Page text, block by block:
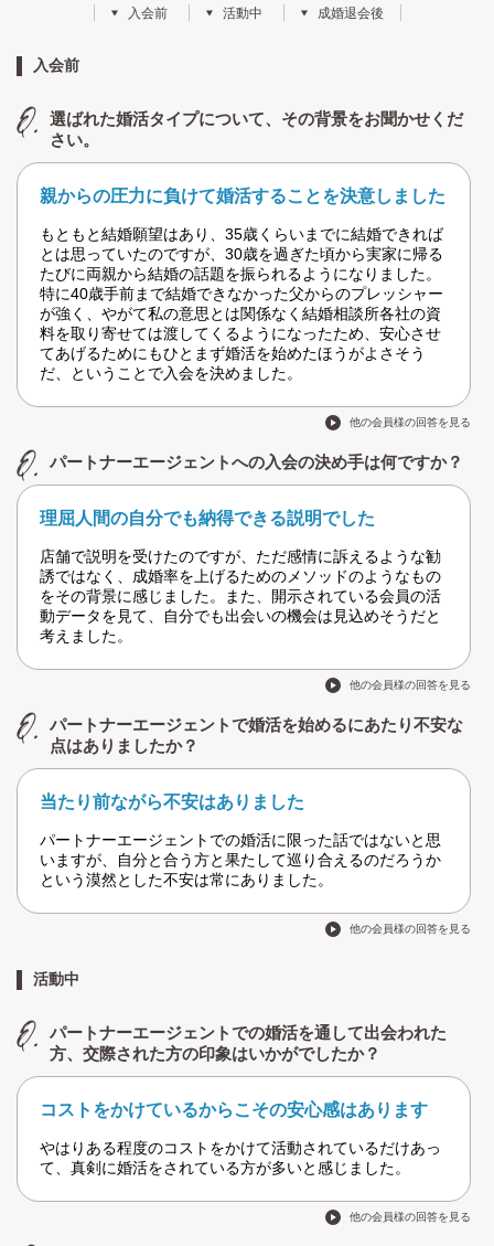
入会前 活動中 成婚退会後
入会前
選ばれた婚活タイプについて、その背景をお聞かせくだ
さい。
親からの圧力に負けて婚活することを決意しました
もともと結婚願望はあり、35歳くらいまでに結婚できれば
とは思っていたのですが、30歳を過ぎた頃から実家に帰る
たびに両親から結婚の話題を振られるようになりました。
特に40歳手前まで結婚できなかった父からのプレッシャー
が強く、やがて私の意思とは関係なく結婚相談所各社の資
料を取り寄せては渡してくるようになったため、安心させ
てあげるためにもひとまず婚活を始めたほうがよさそう
だ、ということで入会を決めました。
他の会員様の回答を見る
パートナーエージェントへの入会の決め手は何ですか？
理屈人間の自分でも納得できる説明でした
店舗で説明を受けたのですが、ただ感情に訴えるような勧
誘ではなく、成婚率を上げるためのメソッドのようなもの
をその背景に感じました。また、開示されている会員の活
動データを見て、自分でも出会いの機会は見込めそうだと
考えました。
他の会員様の回答を見る
パートナーエージェントで婚活を始めるにあたり不安な
点はありましたか？
当たり前ながら不安はありました
パートナーエージェントでの婚活に限った話ではないと思
いますが、自分と合う方と果たして巡り合えるのだろうか
という漠然とした不安は常にありました。
他の会員様の回答を見る
活動中
パートナーエージェントでの婚活を通して出会われた
方、交際された方の印象はいかがでしたか？
コストをかけているからこその安心感はあります
やはりある程度のコストをかけて活動されているだけあっ
て、真剣に婚活をされている方が多いと感じました。
他の会員様の回答を見る